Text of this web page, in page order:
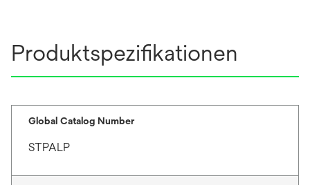
Produktspezifikationen
Global Catalog Number
STPALP